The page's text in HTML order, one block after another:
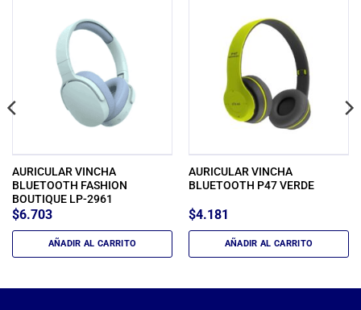
AURICULAR VINCHA
BLUETOOTH FASHION
BOUTIQUE LP-2961
$6.703
AÑADIR AL CARRITO
AURICULAR VINCHA
BLUETOOTH P47 VERDE
$4.181
AÑADIR AL CARRITO